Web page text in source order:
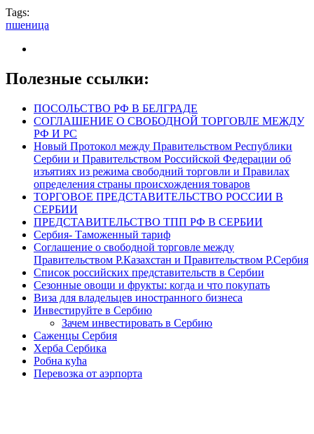
Tags:
пшеница
Полезные ссылки:
ПОСОЛЬСТВО РФ В БЕЛГРАДЕ
СОГЛАШЕНИЕ О СВОБОДНОЙ ТОРГОВЛЕ МЕЖДУ
РФ И РС
Новый Протокол между Правительством Республики
Сербии и Правительством Российской Федерации об
изъятиях из режима свободний торговли и Правилах
определения страны происхождения товаров
ТОРГОВОЕ ПРЕДСТАВИТЕЛЬСТВО РОССИИ В
СЕРБИИ
ПРЕДСТАВИТЕЛЬСТВО ТПП РФ В СЕРБИИ
Сербия- Таможенный тариф
Соглашение о свободной торговле между
Правительством Р.Казахстан и Правительством Р.Сербия
Список российских представительств в Сербии
Сезонные овощи и фрукты: когда и что покупать
Виза для владельцев иностранного бизнеса
Инвестируйте в Сербию
Зачем инвестировать в Сербию
Саженцы Сербия
Херба Сербика
Робна кућа
Перевозка от аэрпорта